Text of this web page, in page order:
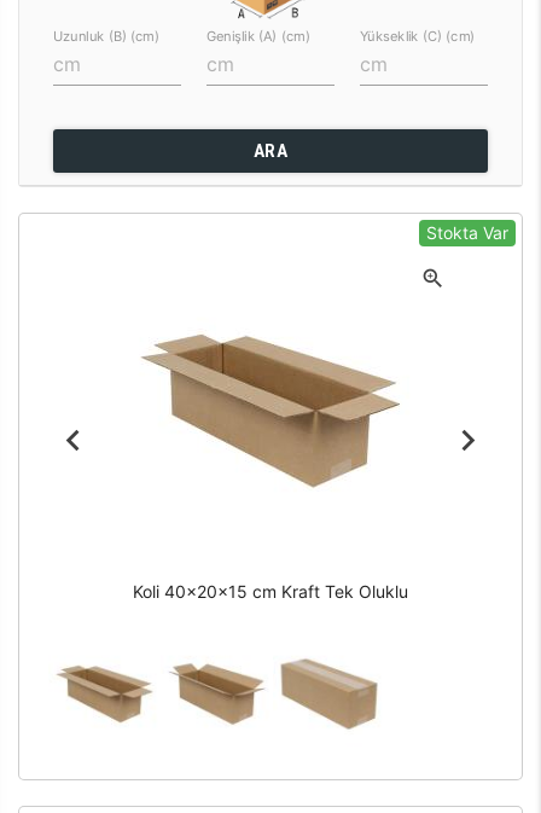
Uzunluk (B) (cm) Genişlik (A) (cm) Yükseklik (C) (cm)
ARA
Stokta Var
Koli 40x20x15 cm Kraft Tek Oluklu